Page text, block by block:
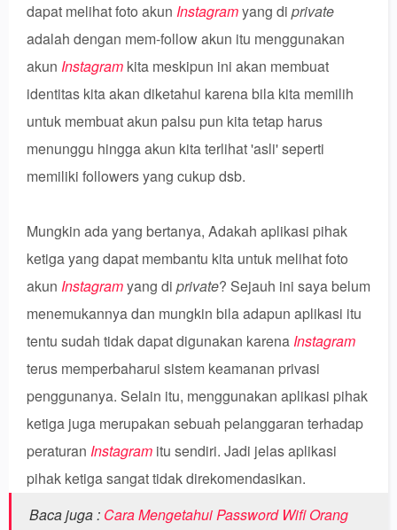
dapat melihat foto akun Instagramyang di private
adalah dengan mem-follow akun itu menggunakan
akun Instagram kita meskipun ini akan membuat
identitas kita akan diketahui karena bila kita memilih
untuk membuat akun palsu pun kita tetap harus
menunggu hingga akun kita terlihat 'asli' seperti
memiliki followers yang cukup dsb.
Mungkin ada yang bertanya, Adakah aplikasi pihak
ketiga yang dapat membantu kita untuk melihat foto
akun Instagramyang di private? Sejauh ini saya belum
menemukannya dan mungkin bila adapun aplikasi itu
tentu sudah tidak dapat digunakan karena Instagram
terus memperbaharui sistem keamanan privasi
penggunanya. Selain itu, menggunakan aplikasi pihak
ketiga juga merupakan sebuah pelanggaran terhadap
peraturan Instagram itu sendiri. Jadi jelas aplikasi
pihak ketiga sangat tidak direkomendasikan.
Baca juga : Cara Mengetahui Password Wifi Orang